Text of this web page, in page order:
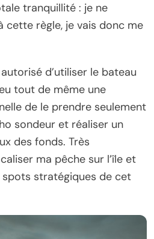
tranquillité : je ne
cette règle, je vais donc me
d’utiliser le bateau
tout de même une
de le prendre seulement
sondeur et réaliser un
des fonds. Très
ma pêche sur l’île et
stratégiques de cet